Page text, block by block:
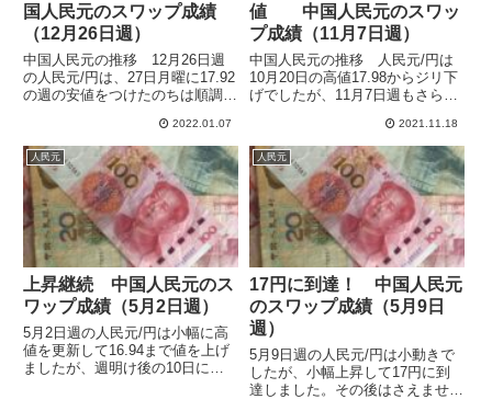
国人民元のスワップ成績
（12月26日週）
中国人民元の推移 12月26日週
の人民元/円は、27日月曜に17.92
の週の安値をつけたのちは順調に
高値の18.06も突破して、年末の
31日には18.15の年初来高値をつ
けました。年明け後も堅調で一時
18.2...
2022.01.07
値 中国人民元のスワッ
プ成績（11月7日週）
中国人民元の推移 人民元/円は
10月20日の高値17.98からジリ下
げでしたが、11月7日週もさらに
ました。その後は反騰となって
17.90まで上昇しましたが、17.85
でクローズとなっています。11
月14...
2021.11.18
人民元
上昇継続 中国人民元のス
ワップ成績（5月2日週）
5月2日週の人民元/円は小幅に高
値を更新して16.94まで値を上げ
ましたが、週明け後の10日には
人民元
17円に到達！ 中国人民元
のスワップ成績（5月9日
週）
5月9日週の人民元/円は小動きで
したが、小幅上昇して17円に到
達しました。その後はさえません